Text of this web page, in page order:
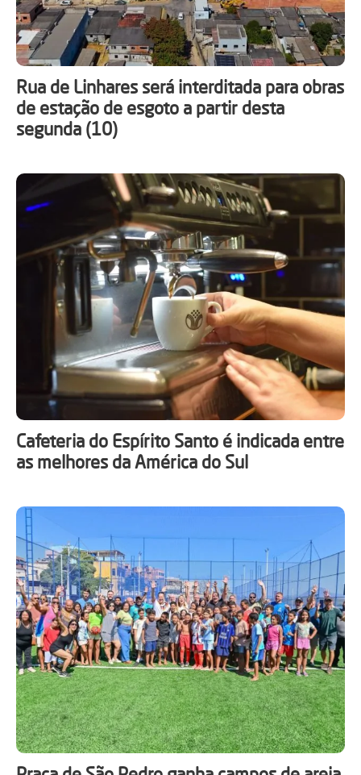
Rua de Linhares será interditada para obras
de estação de esgoto a partir desta
segunda (10)
Cafeteria do Espírito Santo é indicada entre
as melhores da América do Sul